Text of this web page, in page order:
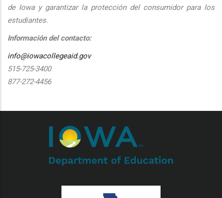
de Iowa y garantizar la protección del consumidor para los
estudiantes.
Información del contacto:
info@iowacollegeaid.gov
515-725-3400
877-272-4456